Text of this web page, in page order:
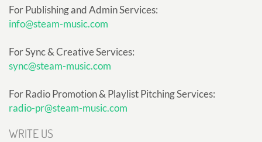
For Publishing and Admin Services:
info@steam-music.com
For Sync & Creative Services:
sync@steam-music.com
For Radio Promotion & Playlist Pitching Services:
radio-pr@steam-music.com
WRITE US